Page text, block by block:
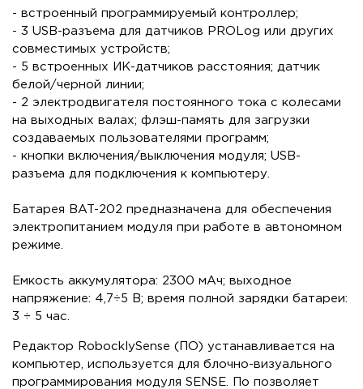
- встроенный программируемый контроллер;
- 3 USB-разъема для датчиков PROLog или других
совместимых устройств;
- 5 встроенных ИК-датчиков расстояния; датчик
белой/черной линии;
- 2 электродвигателя постоянного тока с колесами
на выходных валах; флэш-память для загрузки
создаваемых пользователями программ;
- кнопки включения/выключения модуля; USB-
разъема для подключения к компьютеру.
Батарея BAT-202 предназначена для обеспечения
электропитанием модуля при работе в автономном
режиме.
Емкость аккумулятора: 2300 мАч; выходное
напряжение: 4,7÷5 В; время полной зарядки батареи:
3 ÷ 5 час.
Редактор RobocklySense (ПО) устанавливается на
компьютер, используется для блочно-визуального
программирования модуля SENSE. По позволяет